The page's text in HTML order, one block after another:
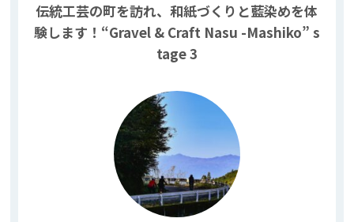
伝統工芸の町を訪れ、和紙づくりと藍染めを体
験します！“Gravel & Craft Nasu -Mashiko” s
tage 3